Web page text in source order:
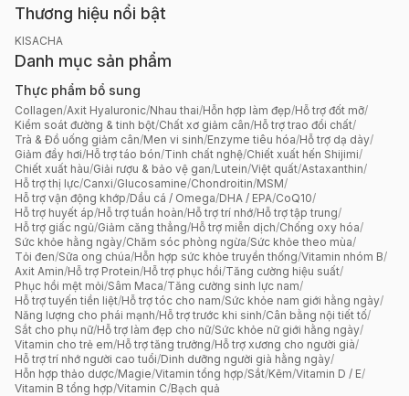
Thương hiệu nổi bật
KISACHA
Danh mục sản phẩm
Thực phẩm bổ sung
Collagen/Axit Hyaluronic/Nhau thai/Hỗn hợp làm đẹp/Hỗ trợ đốt mỡ/
Kiểm soát đường & tinh bột/Chất xơ giảm cân/Hỗ trợ trao đổi chất/
Trà & Đồ uống giảm cân/Men vi sinh/Enzyme tiêu hóa/Hỗ trợ dạ dày/
Giảm đầy hơi/Hỗ trợ táo bón/Tinh chất nghệ/Chiết xuất hến Shijimi/
Chiết xuất hàu/Giải rượu & bảo vệ gan/Lutein/Việt quất/Astaxanthin/
Hỗ trợ thị lực/Canxi/Glucosamine/Chondroitin/MSM/
Hỗ trợ vận động khớp/Dầu cá / Omega/DHA / EPA/CoQ10/
Hỗ trợ huyết áp/Hỗ trợ tuần hoàn/Hỗ trợ trí nhớ/Hỗ trợ tập trung/
Hỗ trợ giấc ngủ/Giảm căng thẳng/Hỗ trợ miễn dịch/Chống oxy hóa/
Sức khỏe hằng ngày/Chăm sóc phòng ngừa/Sức khỏe theo mùa/
Tỏi đen/Sữa ong chúa/Hỗn hợp sức khỏe truyền thống/Vitamin nhóm B/
Axit Amin/Hỗ trợ Protein/Hỗ trợ phục hồi/Tăng cường hiệu suất/
Phục hồi mệt mỏi/Sâm Maca/Tăng cường sinh lực nam/
Hỗ trợ tuyến tiền liệt/Hỗ trợ tóc cho nam/Sức khỏe nam giới hằng ngày/
Năng lượng cho phái mạnh/Hỗ trợ trước khi sinh/Cân bằng nội tiết tố/
Sắt cho phụ nữ/Hỗ trợ làm đẹp cho nữ/Sức khỏe nữ giới hằng ngày/
Vitamin cho trẻ em/Hỗ trợ tăng trưởng/Hỗ trợ xương cho người già/
Hỗ trợ trí nhớ người cao tuổi/Dinh dưỡng người già hằng ngày/
Hỗn hợp thảo dược/Magie/Vitamin tổng hợp/Sắt/Kẽm/Vitamin D / E/
Vitamin B tổng hợp/Vitamin C/Bạch quả